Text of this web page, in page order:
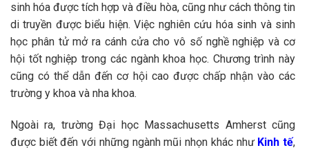
sinh hóa được tích hợp và điều hòa, cũng như cách thông tin
di truyền được biểu hiện. Việc nghiên cứu hóa sinh và sinh
học phân tử mở ra cánh cửa cho vô số nghề nghiệp và cơ
hội tốt nghiệp trong các ngành khoa học. Chương trình này
cũng có thể dẫn đến cơ hội cao được chấp nhận vào các
trường y khoa và nha khoa.
Ngoài ra, trường Đại học Massachusetts Amherst cũng
được biết đến với những ngành mũi nhọn khác như Kinh tế,